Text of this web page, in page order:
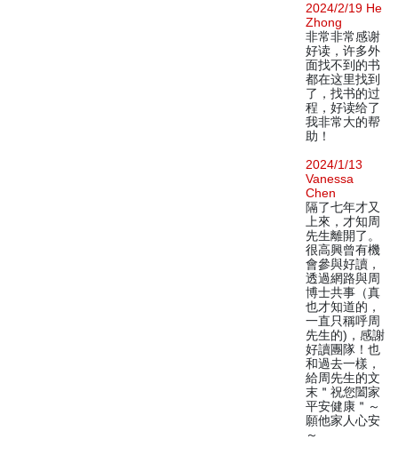
2024/2/19 He
Zhong
非常非常感谢
好读，许多外
面找不到的书
都在这里找到
了，找书的过
程，好读给了
我非常大的帮
助！
2024/1/13
Vanessa
Chen
隔了七年才又
上來，才知周
先生離開了。
很高興曾有機
會參與好讀，
透過網路與周
博士共事（真
也才知道的，
一直只稱呼周
先生的)，感謝
好讀團隊！也
和過去一樣，
給周先生的文
末＂祝您闔家
平安健康＂～
願他家人心安
～